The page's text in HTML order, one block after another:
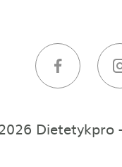
Dietetykpro